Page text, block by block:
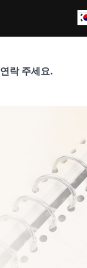
연락 주세요.